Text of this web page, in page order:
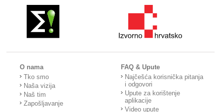
O nama
Tko smo
Naša vizija
Naš tim
Zapošljavanje
FAQ & Upute
Najčešća korisnička pitanja
i odgovori
Upute za korištenje
aplikacije
Video upute